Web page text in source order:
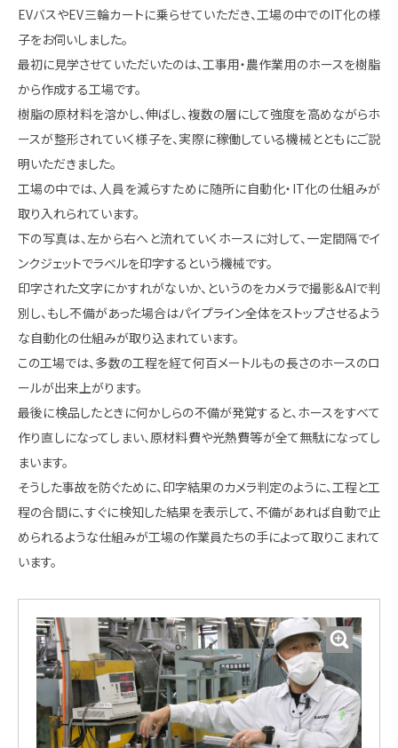
EVバスやEV三輪カートに乗らせていただき、工場の中でのIT化の様
子をお伺いしました。
最初に見学させていただいたのは、工事用・農作業用のホースを樹脂
から作成する工場です。
樹脂の原材料を溶かし、伸ばし、複数の層にして強度を高めながらホ
ースが整形されていく様子を、実際に稼働している機械とともにご説
明いただきました。
工場の中では、人員を減らすために随所に自動化・IT化の仕組みが
取り入れられています。
下の写真は、左から右へと流れていくホースに対して、一定間隔でイ
ンクジェットでラベルを印字するという機械です。
印字された文字にかすれがないか、というのをカメラで撮影＆AIで判
別し、もし不備があった場合はパイプライン全体をストップさせるよう
な自動化の仕組みが取り込まれています。
この工場では、多数の工程を経て何百メートルもの長さのホースのロ
ールが出来上がります。
最後に検品したときに何かしらの不備が発覚すると、ホースをすべて
作り直しになってしまい、原材料費や光熱費等が全て無駄になってし
まいます。
そうした事故を防ぐために、印字結果のカメラ判定のように、工程と工
程の合間に、すぐに検知した結果を表示して、不備があれば自動で止
められるような仕組みが工場の作業員たちの手によって取りこまれて
います。